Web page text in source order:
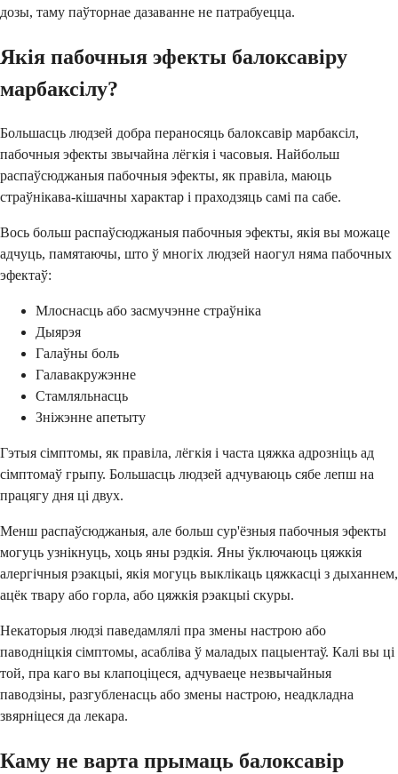
дозы, таму паўторнае дазаванне не патрабуецца.
Якія пабочныя эфекты балоксавіру
марбаксілу?
Большасць людзей добра пераносяць балоксавір марбаксіл,
пабочныя эфекты звычайна лёгкія і часовыя. Найбольш
распаўсюджаныя пабочныя эфекты, як правіла, маюць
страўнікава-кішачны характар і праходзяць самі па сабе.
Вось больш распаўсюджаныя пабочныя эфекты, якія вы можаце
адчуць, памятаючы, што ў многіх людзей наогул няма пабочных
эфектаў:
Млоснасць або засмучэнне страўніка
Дыярэя
Галаўны боль
Галавакружэнне
Стамляльнасць
Зніжэнне апетыту
Гэтыя сімптомы, як правіла, лёгкія і часта цяжка адрозніць ад
сімптомаў грыпу. Большасць людзей адчуваюць сябе лепш на
працягу дня ці двух.
Менш распаўсюджаныя, але больш сур'ёзныя пабочныя эфекты
могуць узнікнуць, хоць яны рэдкія. Яны ўключаюць цяжкія
алергічныя рэакцыі, якія могуць выклікаць цяжкасці з дыханнем,
ацёк твару або горла, або цяжкія рэакцыі скуры.
Некаторыя людзі паведамлялі пра змены настрою або
паводніцкія сімптомы, асабліва ў маладых пацыентаў. Калі вы ці
той, пра каго вы клапоціцеся, адчуваеце незвычайныя
паводзіны, разгубленасць або змены настрою, неадкладна
звярніцеся да лекара.
Каму не варта прымаць балоксавір